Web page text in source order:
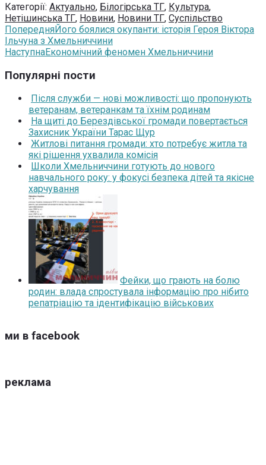
Категорії: Актуально, Білогірська ТГ, Культура,
Нетішинська ТГ, Новини, Новини ТГ, Суспільство
ПопередняЙого боялися окупанти: історія Героя Віктора
Ільчуна з Хмельниччини
НаступнаЕкономічний феномен Хмельниччини
Популярні пости
Після служби — нові можливості: що пропонують
ветеранам, ветеранкам та їхнім родинам
На щиті до Берездівської громади повертається
Захисник України Тарас Щур
Житлові питання громади: хто потребує житла та
які рішення ухвалила комісія
Школи Хмельниччини готують до нового
навчального року: у фокусі безпека дітей та якісне
харчування
Фейки, що грають на болю
родин: влада спростувала інформацію про нібито
репатріацію та ідентифікацію військових
ми в facebook
реклама